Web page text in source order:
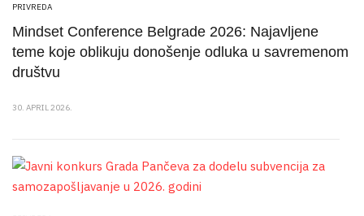
PRIVREDA
Mindset Conference Belgrade 2026: Najavljene
teme koje oblikuju donošenje odluka u savremenom
društvu
30. APRIL 2026.